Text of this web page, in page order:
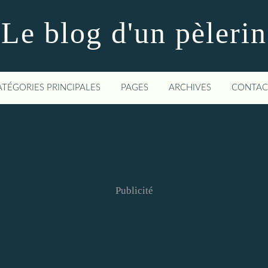
Le blog d'un pèlerin
PRINCIPALES PAGES ARCHIVES
Publicité